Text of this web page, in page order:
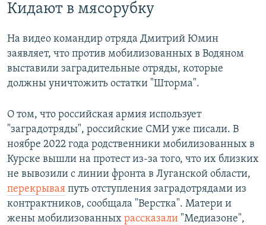
Кидают в мясорубку
На видео командир отряда Дмитрий Юмин
заявляет, что против мобилизованных в Водяном
выставили заградительные отряды, которые
должны уничтожить остатки "Шторма".
О том, что российская армия использует
"заградотряды", российские СМИ уже писали. В
ноябре 2022 года родственники мобилизованных в
Курске вышли на протест из-за того, что их близких
не вывозили с линии фронта в Луганской области,
перекрывая путь отступления заградотрядами из
контрактников, сообщала "Верстка". Матери и
жены мобилизованных рассказали "Медиазоне",